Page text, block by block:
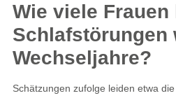
Wie viele
Schlafstörungen
Wechseljahre?
Schätzungen zufolge leiden etwa